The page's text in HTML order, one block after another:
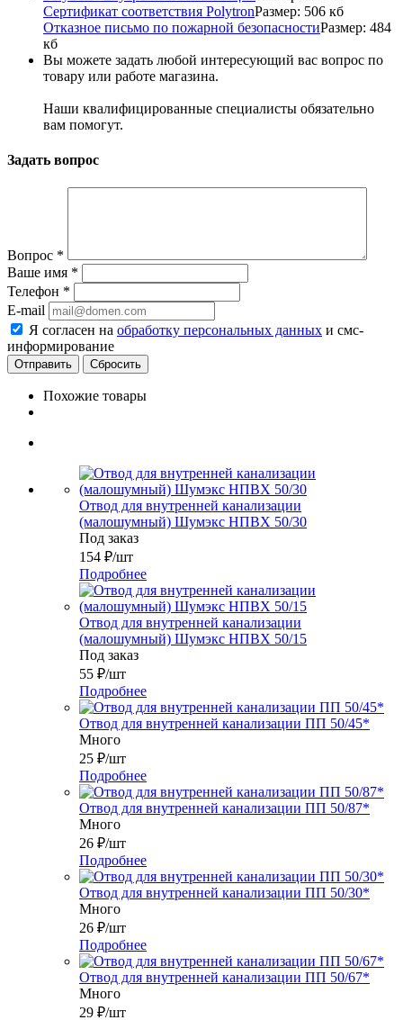
Сертификат соответствия PolytronРазмер: 506 кб
Отказное письмо по пожарной безопасностиРазмер: 484
кб
Вы можете задать любой интересующий вас вопрос по
товару или работе магазина.
Наши квалифицированные специалисты обязательно
вам помогут.
Задать вопрос
Вопрос *
Ваше имя *
Телефон *
E-mail
Я согласен на обработку персональных данных и смс-
информирование
Сбросить
Похожие товары
Отвод для внутренней канализации
(малошумный) Шумэкс НПВХ 50/30
Под заказ
154 ₽/шт
Подробнее
Отвод для внутренней канализации
(малошумный) Шумэкс НПВХ 50/15
Под заказ
55 ₽/шт
Подробнее
Отвод для внутренней канализации ПП 50/45*
Много
25 ₽/шт
Подробнее
Отвод для внутренней канализации ПП 50/87*
Много
26 ₽/шт
Подробнее
Отвод для внутренней канализации ПП 50/30*
Много
26 ₽/шт
Подробнее
Отвод для внутренней канализации ПП 50/67*
Много
29 ₽/шт